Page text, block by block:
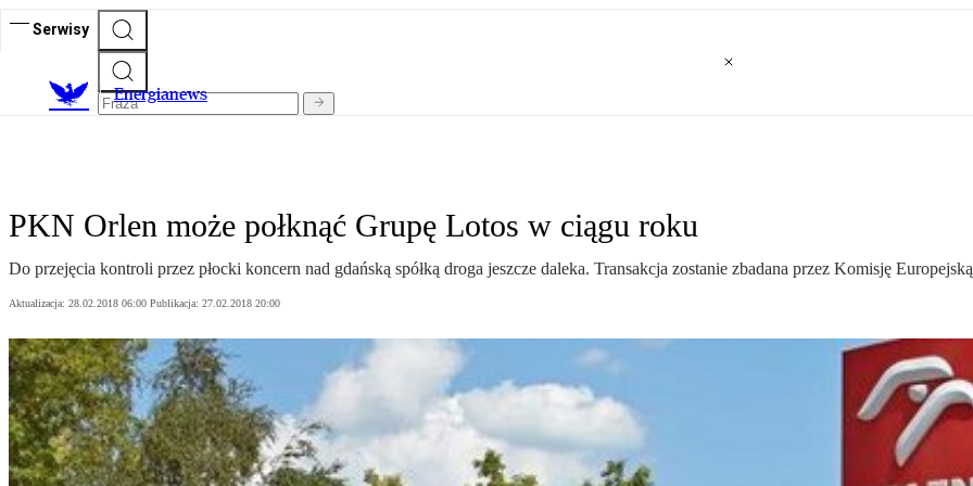
Serwisy
Energianews
PKN Orlen może połknąć Grupę Lotos w ciągu roku
Do przejęcia kontroli przez płocki koncern nad gdańską spółką droga jeszcze daleka. Transakcja zostanie zbadana przez Komisję
Aktualizacja: 28.02.2018 06:00 Publikacja: 27.02.2018 20:00